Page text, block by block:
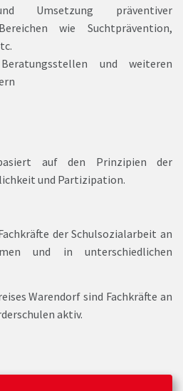
Umsetzung präventiver
wie Suchtprävention,
und weiteren
auf den Prinzipien der
und Partizipation.
der Schulsozialarbeit an
und in unterschiedlichen
Warendorf sind Fachkräfte an
aktiv.